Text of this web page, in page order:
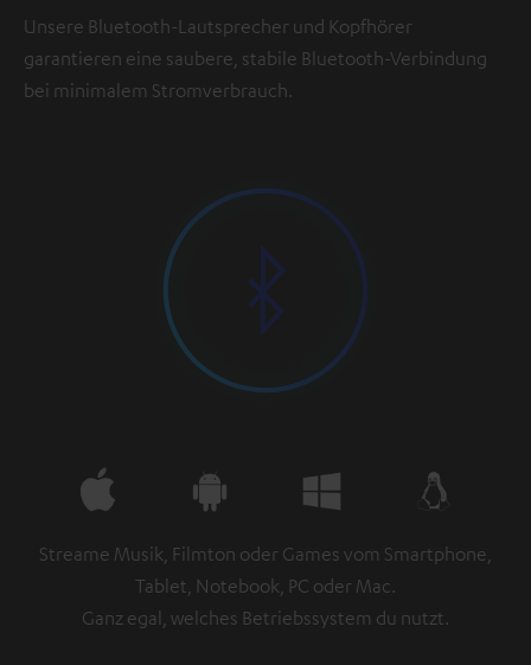
Unsere Bluetooth-Lautsprecher und Kopfhörer
garantieren eine saubere, stabile Bluetooth-Verbindung
bei minimalem Stromverbrauch.
Streame Musik, Filmton oder Games vom Smartphone,
Tablet, Notebook, PC oder Mac.
Ganz egal, welches Betriebssystem du nutzt.